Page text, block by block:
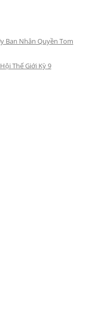
Ban Nhân Quyền Tom
Thế Giới Kỳ 9